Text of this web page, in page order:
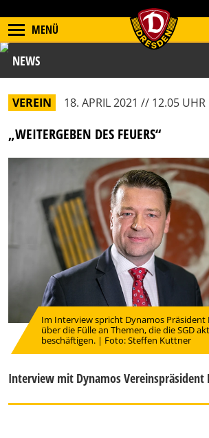
MENÜ
NEWS
VEREIN 18. APRIL 2021 // 12.05 UHR
„WEITERGEBEN DES FEUERS“
Im Interview spricht Dynamos Präsident
über die Fülle an Themen, die die SGD
beschäftigen. | Foto: Steffen Kuttner
Interview mit Dynamos Vereinspräsident